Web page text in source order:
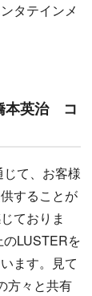
タテインメ
本英治 コ
じて、お客様
することが
ておりま
LUSTERを
ます。見て
方々と共有